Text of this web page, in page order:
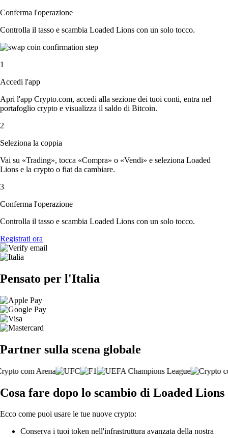
Conferma l'operazione
Controlla il tasso e scambia Loaded Lions con un solo tocco.
1
Accedi l'app
Apri l'app Crypto.com, accedi alla sezione dei tuoi conti, entra nel
portafoglio crypto e visualizza il saldo di Bitcoin.
2
Seleziona la coppia
Vai su «Trading», tocca «Compra» o «Vendi» e seleziona Loaded
Lions e la crypto o fiat da cambiare.
3
Conferma l'operazione
Controlla il tasso e scambia Loaded Lions con un solo tocco.
Registrati ora
Pensato per l'Italia
Partner sulla scena globale
Cosa fare dopo lo scambio di Loaded Lions
Ecco come puoi usare le tue nuove crypto:
Conserva i tuoi token nell'infrastruttura avanzata della nostra